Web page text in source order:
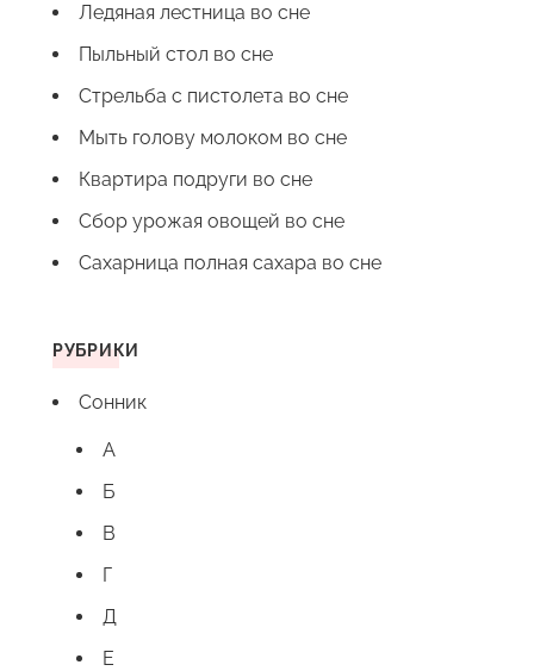
Ледяная лестница во сне
Пыльный стол во сне
Стрельба с пистолета во сне
Мыть голову молоком во сне
Квартира подруги во сне
Сбор урожая овощей во сне
Сахарница полная сахара во сне
РУБРИКИ
Сонник
А
Б
В
Г
Д
Е